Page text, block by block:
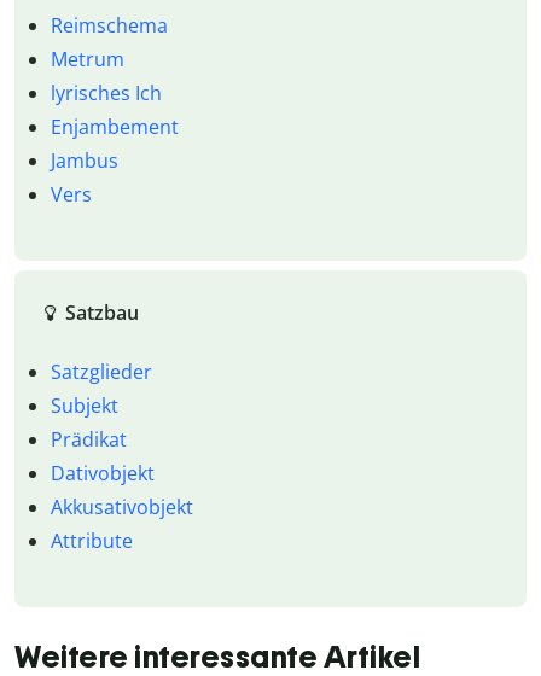
Reimschema
Metrum
lyrisches Ich
Enjambement
Jambus
Vers
Satzbau
Satzglieder
Subjekt
Prädikat
Dativobjekt
Akkusativobjekt
Attribute
Weitere interessante Artikel